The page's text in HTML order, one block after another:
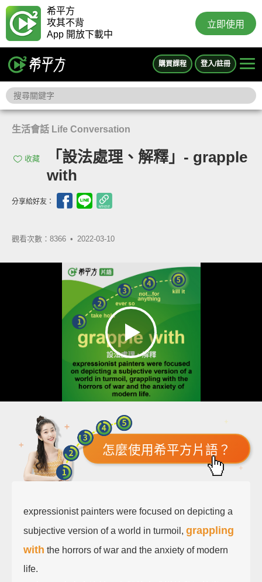
希平方
攻其不背
App 開放下載中
立即使用
購買課程 登入/註冊
生活會話 Life Conversation
收藏
「設法處理、解釋」- grapple
with
分享給好友：
觀看次數：8366 • 2022-03-10
怎麼使用希平方片語？
expressionist painters were focused on depicting a
subjective version of a world in turmoil, grappling
with the horrors of war and the anxiety of modern
life.